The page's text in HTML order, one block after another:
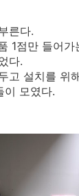
른다.
1점만 들어
다.
고 설치를 위
이 모였다.